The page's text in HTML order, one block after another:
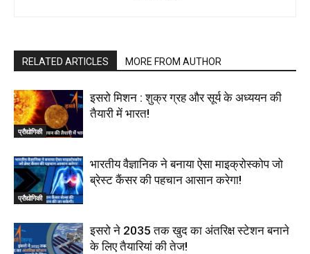
RELATED ARTICLES MORE FROM AUTHOR
प्रौद्योगिकी
इसरो मिशन : शुक्र ग्रह और सूर्य के अध्ययन की
तैयारी में भारत!
प्रौद्योगिकी
भारतीय वैज्ञानिक ने बनाया ऐसा माइक्रोस्कोप जो
ब्रेस्ट कैंसर की पहचान आसान करेगा!
इसरो ने 2035 तक खुद का अंतरिक्ष स्टेशन बनाने
के लिए तैयारियां की तेज!